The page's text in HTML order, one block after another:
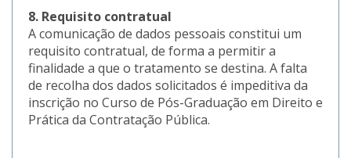
8. Requisito contratual
A comunicação de dados pessoais constitui um
requisito contratual, de forma a permitir a
finalidade a que o tratamento se destina. A falta
de recolha dos dados solicitados é impeditiva da
inscrição no Curso de Pós-Graduação em Direito e
Prática da Contratação Pública.